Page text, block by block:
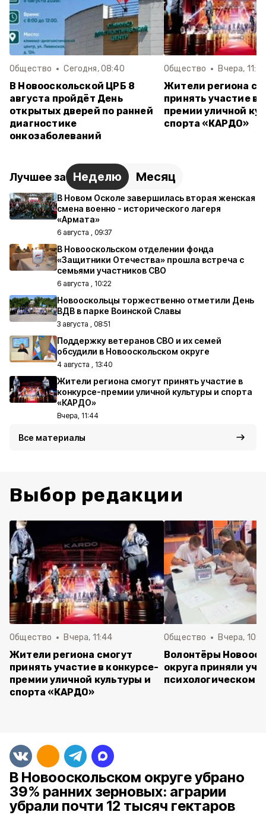
Общество Сегодня, 08:40
В Новооскольской ЦРБ 8
августа пройдёт День
открытых дверей по ранней
диагностике
онкозаболеваний
Общество Вчера,
Жители региона
принять участие в
премии уличной
спорта «КАРДО»
Лучшее за Неделю Месяц
В Новом Осколе завершилась вторая женская
смена военно - исторического лагеря
«Армата»
6 августа , 09:37
В Новооскольском отделении фонда
«Защитники Отечества» прошла встреча с
семьями участников СВО
6 августа , 10:22
Новооскольцы торжественно отметили День
ВДВ в парке Воинской Славы
3 августа , 08:51
Поддержку ветеранов СВО и их семей
обсудили в Новооскольском округе
4 августа , 13:40
Жители региона смогут принять участие в
конкурсе-премии уличной культуры и спорта
«КАРДО»
Вчера, 11:44
Все материалы
Выбор редакции
Общество Вчера, 11:44
Жители региона смогут
принять участие в конкурсе-
премии уличной культуры и
спорта «КАРДО»
Общество Вчера,
Волонтёры
округа приняли
психологическом
В Новооскольском округе убрано
39% ранних зерновых: аграрии
убрали почти 12 тысяч гектаров